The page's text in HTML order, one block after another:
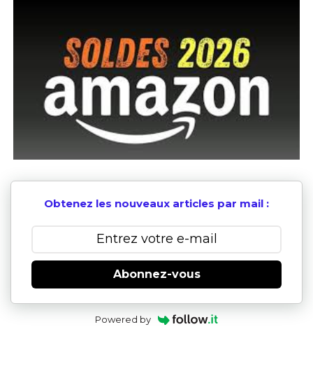
Obtenez les nouveaux articles par mail :
Abonnez-vous
Powered by